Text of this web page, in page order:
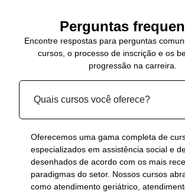
Perguntas
Encontre respostas para perguntas
cursos, o processo de inscrição e os
progressão na carreira.
Quais cursos você oferece?
Oferecemos uma gama completa de
especializados em assistência social e
desenhados de acordo com os mais
paradigmas do setor. Nossos cursos
como atendimento geriátrico,